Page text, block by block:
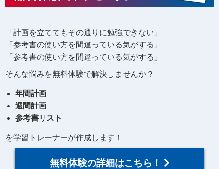
「計画を立ててもその通りに勉強できない」
「参考書の使い方を間違っている気がする」
「参考書の使い方を間違っている気がする」
そんな悩みを無料体験で解決しませんか？
年間計画
週間計画
参考書リスト
を学習トレーナーが作成します！
無料体験の詳細はこちら！